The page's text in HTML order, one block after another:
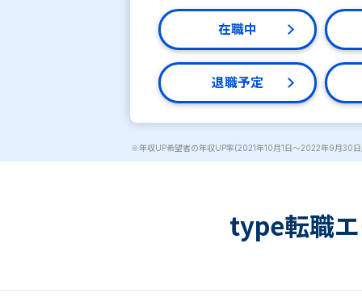
在職中
退職予定
※年収UP希望者の年収UP率(2021年10月1日～2022年9月30
type転職